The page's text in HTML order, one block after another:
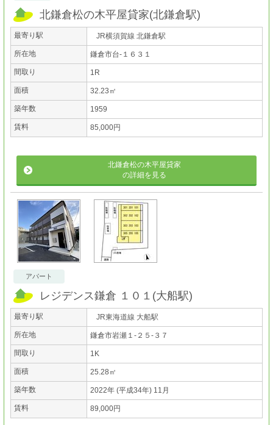
北鎌倉松の木平屋貸家(北鎌倉駅)
最寄り駅 JR横須賀線 北鎌倉駅
所在地 鎌倉市台-１６３１
間取り 1R
面積 32.23㎡
築年数 1959
賃料 85,000円
北鎌倉松の木平屋貸家
の詳細を見る
アパート
レジデンス鎌倉 １０１ (大船駅)
最寄り駅 JR東海道線 大船駅
所在地 鎌倉市岩瀬１-２５-３７
間取り 1K
面積 25.28㎡
築年数 2022年 (平成34年) 11月
賃料 89,000円